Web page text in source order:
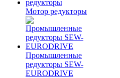
Мотор редукторы
Промышленные
редукторы SEW-
EURODRIVE